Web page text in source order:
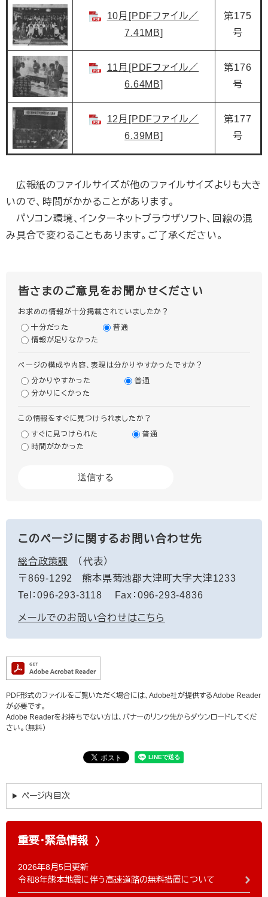
10月[PDFファイル／
7.41MB]
第175
号
11月[PDFファイル／
6.64MB]
第176
号
12月[PDFファイル／
6.39MB]
第177
号
広報紙のファイルサイズが他のファイルサイズよりも大き
いので、時間がかかることがあります。
パソコン環境、インターネットブラウザソフト、回線の混
み具合で変わることもあります。ご了承ください。
皆さまのご意見をお聞かせください
お求めの情報が十分掲載されていましたか？
十分だった
普通
情報が足りなかった
ページの構成や内容、表現は分かりやすかったですか？
分かりやすかった
普通
分かりにくかった
この情報をすぐに見つけられましたか？
すぐに見つけられた
普通
時間がかかった
このページに関するお問い合わせ先
総合政策課
代表
〒869-1292
熊本県菊池郡大津町大字大津1233
Tel：096-293-3118
Fax：096-293-4836
メールでのお問い合わせはこちら
PDF形式のファイルをご覧いただく場合には、Adobe社が提供するAdobe Reader
が必要です。
Adobe Readerをお持ちでない方は、バナーのリンク先からダウンロードしてくだ
さい。（無料）
ページ内目次
重要・緊急情報
2026年8月5日更新
令和8年熊本地震に伴う高速道路の無料措置について